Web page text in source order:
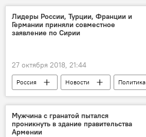
Лидеры России, Турции, Франции и
Германии приняли совместное
заявление по Сирии
27 октября 2018, 21:44
Россия Новости
Политика
Новости мира
Мужчина с гранатой пытался
проникнуть в здание правительства
Армении